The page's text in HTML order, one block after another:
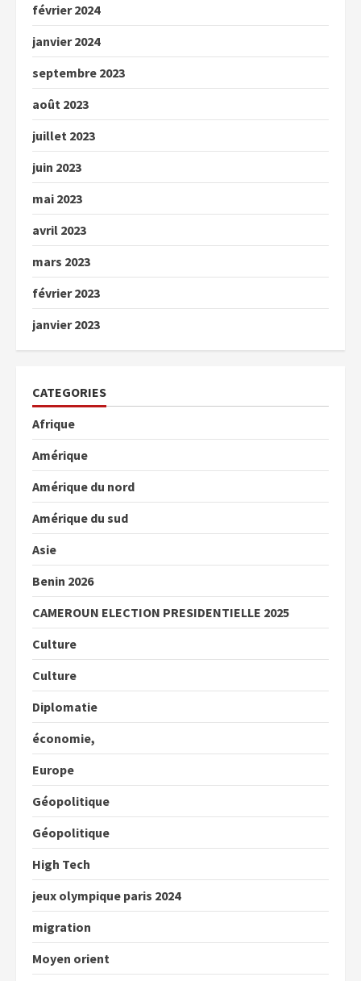
février 2024
janvier 2024
septembre 2023
août 2023
juillet 2023
juin 2023
mai 2023
avril 2023
mars 2023
février 2023
janvier 2023
CATEGORIES
Afrique
Amérique
Amérique du nord
Amérique du sud
Asie
Benin 2026
CAMEROUN ELECTION PRESIDENTIELLE 2025
Culture
Culture
Diplomatie
économie,
Europe
Géopolitique
Géopolitique
High Tech
jeux olympique paris 2024
migration
Moyen orient